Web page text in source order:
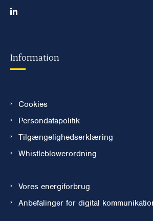
Information
Cookies
Persondatapolitik
Tilgængelighedserklæring
Whistleblowerordning
Vores energiforbrug
Anbefalinger for digital